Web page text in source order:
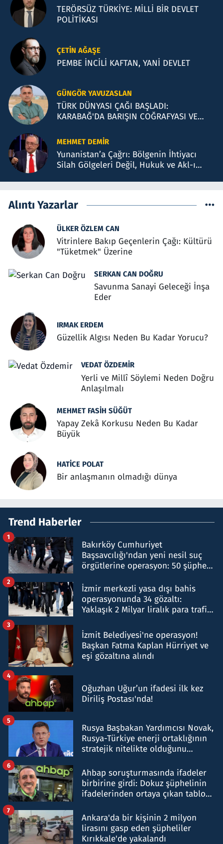
TERÖRSÜZ TÜRKİYE: MİLLİ BİR DEVLET
POLİTİKASI
ÇETIN AĞAŞE
PEMBE İNCİLİ KAFTAN, YANİ DEVLET
GÜNGÖR YAVUZASLAN
TÜRK DÜNYASI ÇAĞI BAŞLADI:
KARABAĞ'DA BARIŞIN COĞRAFYASI VE
MEHMET DEMIR
Yunanistan’a Çağrı: Bölgenin İhtiyacı
Silah Gölgeleri Değil, Hukuk ve Akl-ı
Alıntı Yazarlar
ÜLKER ÖZLEM CAN
Vitrinlere Bakıp Geçenlerin Çağı: Kültürü
"Tüketmek" Üzerine
SERKAN CAN DOĞRU
Savunma Sanayi Geleceği İnşa
Eder
IRMAK ERDEM
Güzellik Algısı Neden Bu Kadar Yorucu?
VEDAT ÖZDEMIR
Yerli ve Millî Söylemi Neden Doğru
Anlaşılmalı
MEHMET FASIH SÜĞÜT
Yapay Zekâ Korkusu Neden Bu Kadar
Büyük
HATICE POLAT
Bir anlaşmanın olmadığı dünya
Trend Haberler
Bakırköy Cumhuriyet
Başsavcılığı'ndan yeni nesil suç
örgütlerine operasyon: 50 şüpheli
1
İzmir merkezli yasa dışı bahis
operasyonunda 34 gözaltı:
Yaklaşık 2 Milyar liralık para trafiği
2
İzmit Belediyesi'ne operasyon!
Başkan Fatma Kaplan Hürriyet ve
eşi gözaltına alındı
3
Oğuzhan Uğur’un ifadesi ilk kez
Diriliş Postası'nda!
4
Rusya Başbakan Yardımcısı Novak,
Rusya-Türkiye enerji ortaklığının
stratejik nitelikte olduğunu
5
Ahbap soruşturmasında ifadeler
birbirine girdi: Dokuz şüphelinin
ifadelerinden ortaya çıkan tablo
6
Ankara'da bir kişinin 2 milyon
lirasını gasp eden şüpheliler
Kırıkkale'de yakalandı
7